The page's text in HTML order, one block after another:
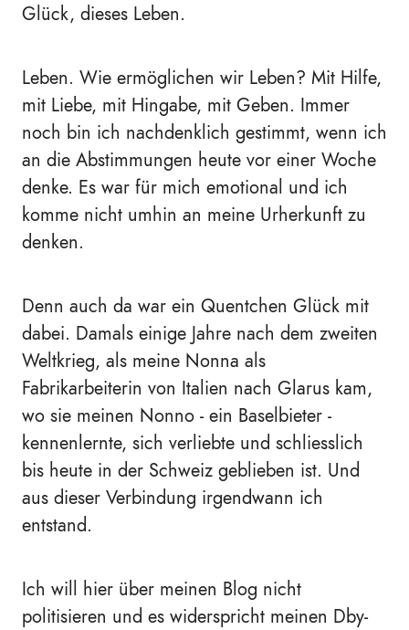
Glück, dieses Leben.
Leben. Wie ermöglichen wir Leben? Mit Hilfe,
mit Liebe, mit Hingabe, mit Geben. Immer
noch bin ich nachdenklich gestimmt, wenn ich
an die Abstimmungen heute vor einer Woche
denke. Es war für mich emotional und ich
komme nicht umhin an meine Urherkunft zu
denken.
Denn auch da war ein Quentchen Glück mit
dabei. Damals einige Jahre nach dem zweiten
Weltkrieg, als meine Nonna als
Fabrikarbeiterin von Italien nach Glarus kam,
wo sie meinen Nonno - ein Baselbieter -
kennenlernte, sich verliebte und schliesslich
bis heute in der Schweiz geblieben ist. Und
aus dieser Verbindung irgendwann ich
entstand.
Ich will hier über meinen Blog nicht
politisieren und es widerspricht meinen Dby-